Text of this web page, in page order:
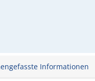
Informationen